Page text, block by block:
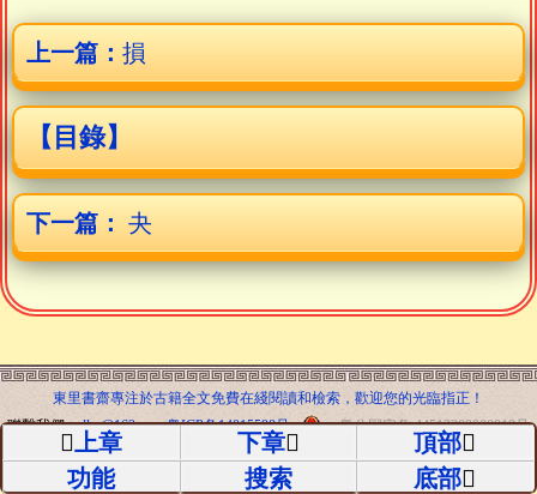
上一篇： 損
【目錄】
下一篇： 夬
東里書齋專注於古籍全文免費在綫閱讀和檢索，歡迎您的光臨指正！
聯繫我們：dlsr@163.com 粤ICP备14015598号
粤公网安备 44512202000019号
東里書齋-站點欄目導航 東里書齋-全部書籍列表
上章 下章
頂部
功能
搜索 底部